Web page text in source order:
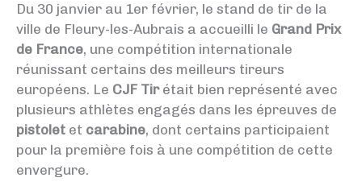
Du 30 janvier au 1er février, le stand de tir de la
ville de Fleury-les-Aubrais a accueilli le Grand Prix
de France, une compétition internationale
réunissant certains des meilleurs tireurs
européens. Le CJF Tirétait bien représenté avec
plusieurs athlètes engagés dans les épreuves de
pistolet et carabine, dont certains participaient
pour la première fois à une compétition de cette
envergure.